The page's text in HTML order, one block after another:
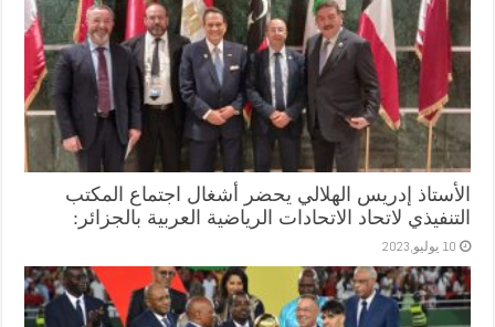
الأستاذ إدريس الهلالي يحضر أشغال اجتماع المكتب
التنفيذي لاتحاد الاتحادات الرياضية العربية بالجزائر:
10 يوليو,2023